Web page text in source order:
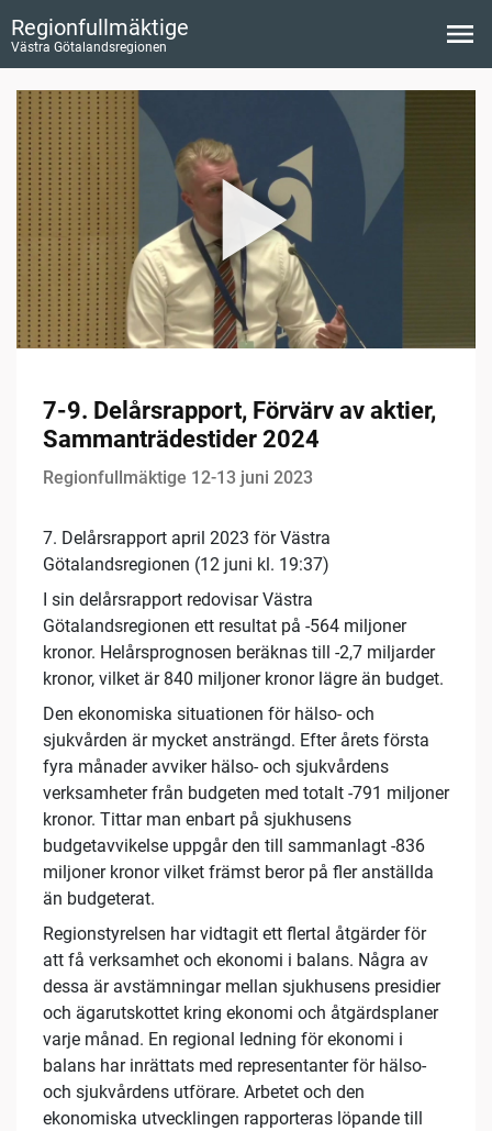
Regionfullmäktige
Västra Götalandsregionen
7-9. Delårsrapport, Förvärv av aktier,
Sammanträdestider 2024
Regionfullmäktige 12-13 juni 2023
7. Delårsrapport april 2023 för Västra
Götalandsregionen (12 juni kl. 19:37)
I sin delårsrapport redovisar Västra
Götalandsregionen ett resultat på -564 miljoner
kronor. Helårsprognosen beräknas till -2,7 miljarder
kronor, vilket är 840 miljoner kronor lägre än budget.
Den ekonomiska situationen för hälso- och
sjukvården är mycket ansträngd. Efter årets första
fyra månader avviker hälso- och sjukvårdens
verksamheter från budgeten med totalt -791 miljoner
kronor. Tittar man enbart på sjukhusens
budgetavvikelse uppgår den till sammanlagt -836
miljoner kronor vilket främst beror på fler anställda
än budgeterat.
Regionstyrelsen har vidtagit ett flertal åtgärder för
att få verksamhet och ekonomi i balans. Några av
dessa är avstämningar mellan sjukhusens presidier
och ägarutskottet kring ekonomi och åtgärdsplaner
varje månad. En regional ledning för ekonomi i
balans har inrättats med representanter för hälso-
och sjukvårdens utförare. Arbetet och den
ekonomiska utvecklingen rapporteras löpande till